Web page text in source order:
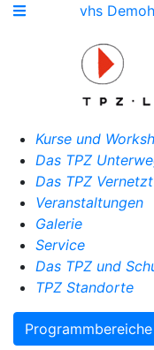
vhs
Kurse und
Das TPZ
Das TPZ Vernetzt
Veranstaltungen
Galerie
Service
Das TPZ und
TPZ Standorte